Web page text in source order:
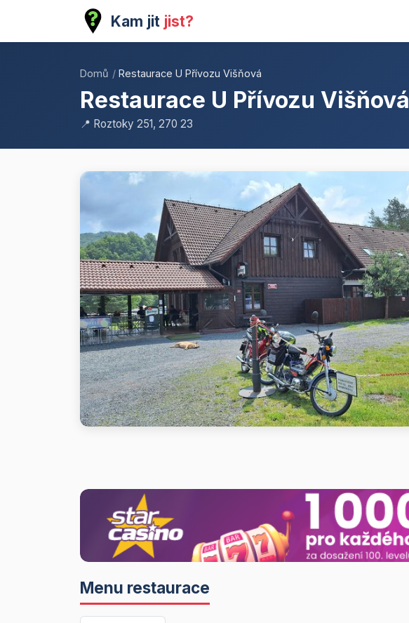
Kam jit jist?
Domů / Restaurace U Přívozu Višňová
Restaurace U Přívozu Višňová
📍 Roztoky 251, 270 23
Menu restaurace